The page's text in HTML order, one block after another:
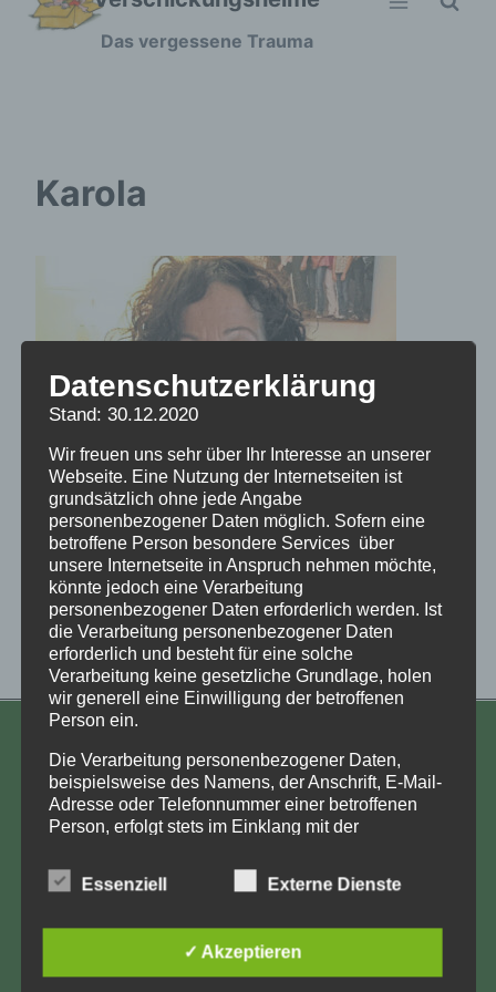
Zum
Das vergessene Trauma
Karola
KONTAKT
Aufarbeitung und Erforschung
Kinderverschickung e.V.
Kiehlufer 43
info@Verschickungsheime.de
Datenschutzerklärung
Stand: 30.12.2020
Wir freuen uns sehr über Ihr Interesse an unserer
Webseite. Eine Nutzung der Internetseiten ist
grundsätzlich ohne jede Angabe
personenbezogener Daten möglich. Sofern eine
betroffene Person besondere Services über
unsere Internetseite in Anspruch nehmen möchte,
könnte jedoch eine Verarbeitung
personenbezogener Daten erforderlich werden. Ist
die Verarbeitung personenbezogener Daten
erforderlich und besteht für eine solche
Verarbeitung keine gesetzliche Grundlage, holen
wir generell eine Einwilligung der betroffenen
Person ein.
Die Verarbeitung personenbezogener Daten,
beispielsweise des Namens, der Anschrift, E-Mail-
Adresse oder Telefonnummer einer betroffenen
Person, erfolgt stets im Einklang mit der
Übereinstimmung mit den für uns geltenden
landesspezifischen Datenschutzbestimmungen.
und Zweck der von uns erhobenen, genutzten und
verarbeiteten personenbezogenen Daten
Essenziell Externe Dienste
✓ Akzeptieren